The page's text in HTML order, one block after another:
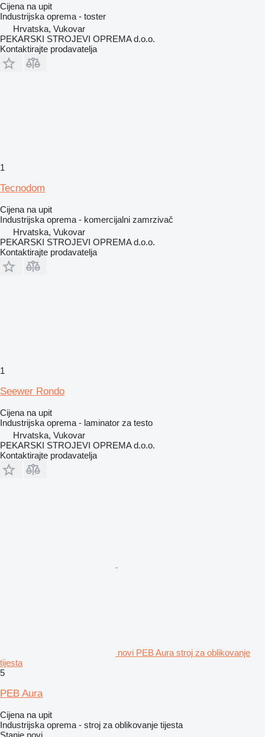
Cijena na upit
Industrijska oprema - toster
Hrvatska, Vukovar
PEKARSKI STROJEVI OPREMA d.o.o.
Kontaktirajte prodavatelja
1
Tecnodom
Cijena na upit
Industrijska oprema - komercijalni zamrzivač
Hrvatska, Vukovar
PEKARSKI STROJEVI OPREMA d.o.o.
Kontaktirajte prodavatelja
1
Seewer Rondo
Cijena na upit
Industrijska oprema - laminator za testo
Hrvatska, Vukovar
PEKARSKI STROJEVI OPREMA d.o.o.
Kontaktirajte prodavatelja
novi PEB Aura stroj za oblikovanje
tijesta
5
PEB Aura
Cijena na upit
Industrijska oprema - stroj za oblikovanje tijesta
Stanje novi